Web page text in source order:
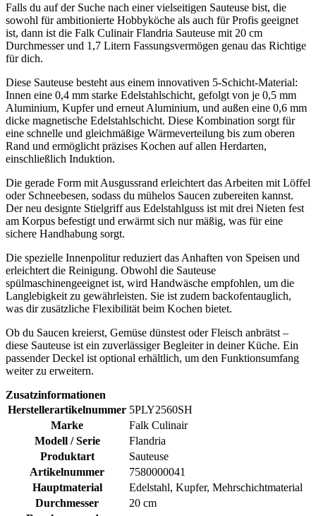
Falls du auf der Suche nach einer vielseitigen Sauteuse bist, die
sowohl für ambitionierte Hobbyköche als auch für Profis geeignet
ist, dann ist die Falk Culinair Flandria Sauteuse mit 20 cm
Durchmesser und 1,7 Litern Fassungsvermögen genau das Richtige
für dich.
Diese Sauteuse besteht aus einem innovativen 5-Schicht-Material:
Innen eine 0,4 mm starke Edelstahlschicht, gefolgt von je 0,5 mm
Aluminium, Kupfer und erneut Aluminium, und außen eine 0,6 mm
dicke magnetische Edelstahlschicht. Diese Kombination sorgt für
eine schnelle und gleichmäßige Wärmeverteilung bis zum oberen
Rand und ermöglicht präzises Kochen auf allen Herdarten,
einschließlich Induktion.
Die gerade Form mit Ausgussrand erleichtert das Arbeiten mit Löffel
oder Schneebesen, sodass du mühelos Saucen zubereiten kannst.
Der neu designte Stielgriff aus Edelstahlguss ist mit drei Nieten fest
am Korpus befestigt und erwärmt sich nur mäßig, was für eine
sichere Handhabung sorgt.
Die spezielle Innenpolitur reduziert das Anhaften von Speisen und
erleichtert die Reinigung. Obwohl die Sauteuse
spülmaschinengeeignet ist, wird Handwäsche empfohlen, um die
Langlebigkeit zu gewährleisten. Sie ist zudem backofentauglich,
was dir zusätzliche Flexibilität beim Kochen bietet.
Ob du Saucen kreierst, Gemüse dünstest oder Fleisch anbrätst –
diese Sauteuse ist ein zuverlässiger Begleiter in deiner Küche. Ein
passender Deckel ist optional erhältlich, um den Funktionsumfang
weiter zu erweitern.
Zusatzinformationen
Herstellerartikelnummer 5PLY2560SH
Marke
Falk Culinair
Modell / Serie
Flandria
Produktart
Sauteuse
Artikelnummer
7580000041
Hauptmaterial
Edelstahl, Kupfer, Mehrschichtmaterial
Durchmesser
20 cm